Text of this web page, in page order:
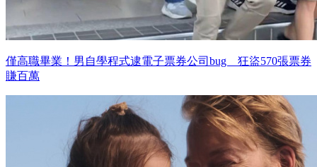
僅高職畢業！男自學程式逮電子票券公司bug 狂盜570張票券
賺百萬